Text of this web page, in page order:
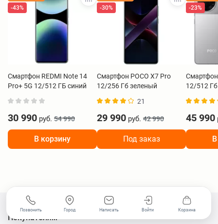
-43%
Смартфон REDMI Note 14
Pro+ 5G 12/512 ГБ синий
30 990 руб. 54 990
В корзину
-30%
Смартфон POCO X7 Pro
12/256 Гб зеленый
21
29 990 руб. 42 990
Под заказ
-23%
Смартфон
12/512
45 990
Покупателям
Позвонить Город Написать Войти Корзина